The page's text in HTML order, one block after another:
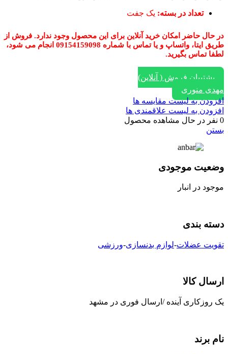
تعداد در بسته: یک جفت
در حال حاضر امکان خرید آنلاین برای این محصول وجود ندارد. فروش از
طریق ایتا، واتساپ و یا تماس با شماره 09154159098 انجام می شود،
لطفا تماس بگیرید.
پشتیبان فروش ( آنلاین)
مهدی منوری
افزودن به لیست مقایسه ها
افزودن به لیست علاقمندی ها
0 نفر در حال مشاهده محصول
بستن
وضعیت موجودی
موجود در انبار
دسته بندی
تقویت عضلات-لوازم بدنسازی-ورزشی
ارسال کالا
یک روزکاری آینده /ارسال فوری در مشهد
نام برند